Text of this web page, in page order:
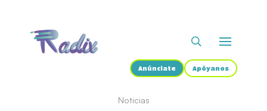
Anúnciate Apóyanos
Noticias